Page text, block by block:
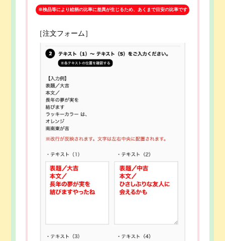
※検品等により絵柄の比率に差異が生じるため、あくまで目安の比率です
［注文フォーム］